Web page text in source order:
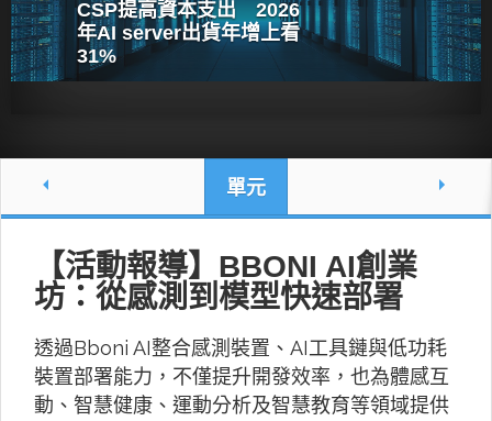
CSP提高資本支出 2026
年AI server出貨年增上看
31%
單元
【活動報導】BBONI AI創業
坊：從感測到模型快速部署
透過Bboni AI整合感測裝置、AI工具鏈與低功耗
裝置部署能力，不僅提升開發效率，也為體感互
動、智慧健康、運動分析及智慧教育等領域提供